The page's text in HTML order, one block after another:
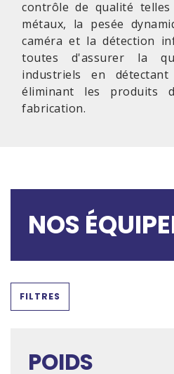
contrôle de qualité
métaux, la pesée
caméra et la détection
toutes d'assurer la
industriels en
éliminant les produits
fabrication.
NOS
FILTRES
POIDS